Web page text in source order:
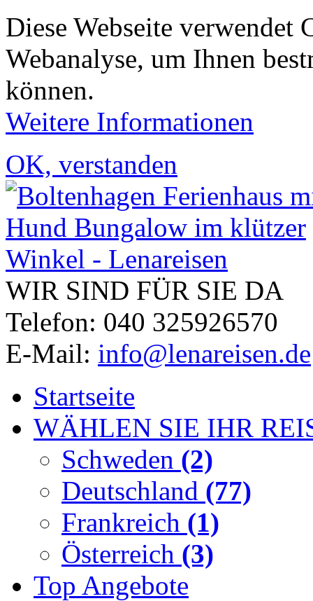
Diese Webseite verwendet
Webanalyse, um Ihnen
können.
Weitere Informationen
OK, verstanden
WIR SIND FÜR SIE DA
Telefon: 040 325926570
E-Mail: info@lenareisen.de
Startseite
WÄHLEN SIE IHR
Schweden (2)
Deutschland (77)
Frankreich (1)
Österreich (3)
Top Angebote